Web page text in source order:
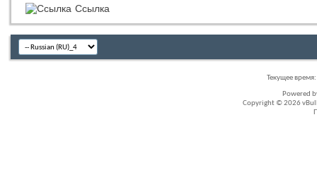
Ссылка
Текущее время:
Powered
Copyright © 2026